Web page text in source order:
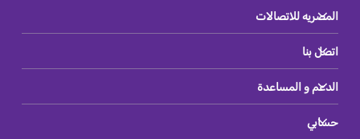
المصريه للاتصالات
اتصل بنا
الدعم و المساعدة
حسابي